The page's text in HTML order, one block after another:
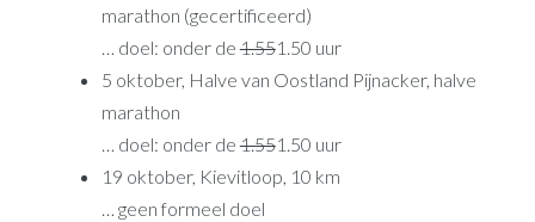
marathon (gecertificeerd)
… doel: onder de1.551.50 uur
5 oktober, Halve van Oostland Pijnacker, halve
marathon
… doel: onder de1.551.50 uur
19 oktober, Kievitloop, 10 km
… geen formeel doel